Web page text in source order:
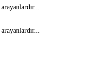
arayanlardır...
arayanlardır...